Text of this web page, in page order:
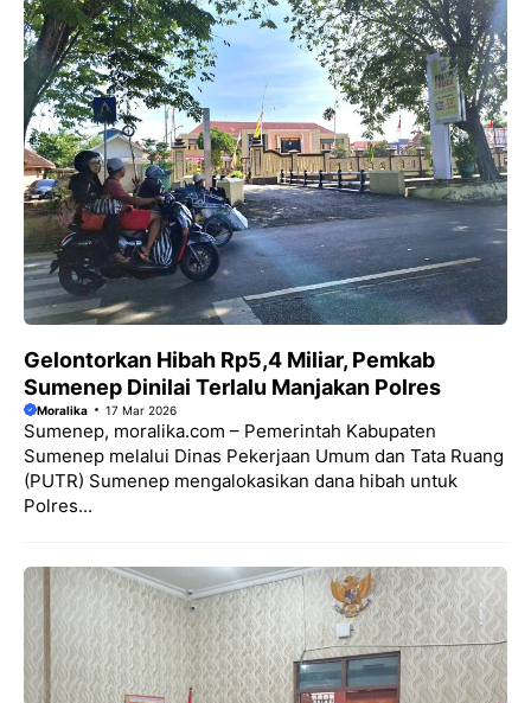
Gelontorkan Hibah Rp5,4 Miliar, Pemkab
Sumenep Dinilai Terlalu Manjakan Polres
Moralika 17 Mar 2026
Sumenep, moralika.com – Pemerintah Kabupaten
Sumenep melalui Dinas Pekerjaan Umum dan Tata Ruang
(PUTR) Sumenep mengalokasikan dana hibah untuk
Polres...